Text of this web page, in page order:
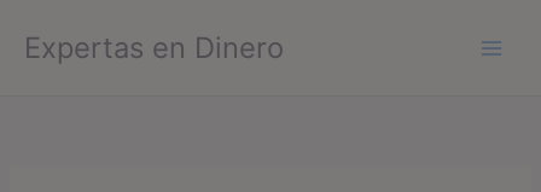
contenido
Expertas en Dinero